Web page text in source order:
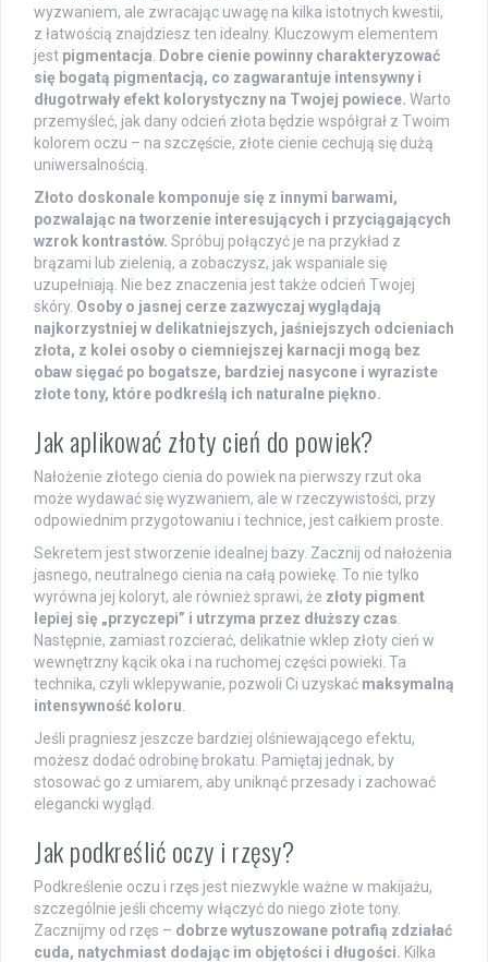
wyzwaniem, ale zwracając uwagę na kilka istotnych kwestii,
z łatwością znajdziesz ten idealny. Kluczowym elementem
jest pigmentacja
Dobre cienie powinny charakteryzować
się bogatą pigmentacją, co zagwarantuje intensywny i
długotrwały efekt kolorystyczny na Twojej powiece. Warto
przemyśleć, jak dany odcień złota będzie współgrał z Twoim
kolorem oczu – na szczęście, złote cienie cechują się dużą
uniwersalnością.
Złoto doskonale komponuje się z innymi barwami,
pozwalając na tworzenie interesujących i przyciągających
wzrok kontrastów. Spróbuj połączyć je na przykład z
brązami lub zielenią, a zobaczysz, jak wspaniale się
uzupełniają. Nie bez znaczenia jest także odcień Twojej
skóry. Osoby o jasnej cerze zazwyczaj wyglądają
najkorzystniej w delikatniejszych, jaśniejszych odcieniach
złota, z kolei osoby o ciemniejszej karnacji mogą bez
obaw sięgać po bogatsze, bardziej nasycone i wyraziste
złote tony, które podkreślą ich naturalne piękno.
Jak aplikować złoty cień do powiek?
Nałożenie złotego cienia do powiek na pierwszy rzut oka
może wydawać się wyzwaniem, ale w rzeczywistości, przy
odpowiednim przygotowaniu i technice, jest całkiem proste.
Sekretem jest stworzenie idealnej bazy. Zacznij od nałożenia
jasnego, neutralnego cienia na całą powiekę. To nie tylko
wyrówna jej koloryt, ale również sprawi, że złoty pigment
lepiej się „przyczepi” i utrzyma przez dłuższy czas
Następnie, zamiast rozcierać, delikatnie wklep złoty cień w
wewnętrzny kącik oka i na ruchomej części powieki. Ta
technika, czyli wklepywanie, pozwoli Ci uzyskać maksymalną
intensywność koloru
Jeśli pragniesz jeszcze bardziej olśniewającego efektu,
możesz dodać odrobinę brokatu. Pamiętaj jednak, by
stosować go z umiarem, aby uniknąć przesady i zachować
elegancki wygląd.
Jak podkreślić oczy i rzęsy?
Podkreślenie oczu i rzęs jest niezwykle ważne w makijażu,
szczególnie jeśli chcemy włączyć do niego złote tony.
Zacznijmy od rzęs – dobrze wytuszowane potrafią zdziałać
cuda, natychmiast dodając im objętości i długości. Kilka